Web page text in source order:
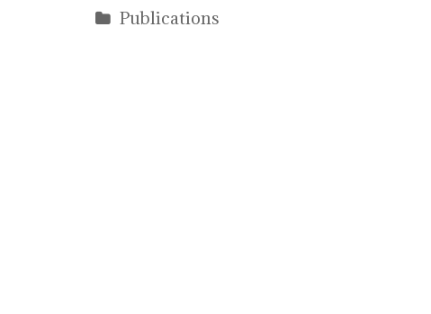
Publications